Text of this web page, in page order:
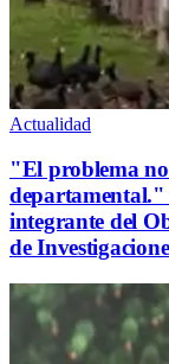
Actualidad
"El problema
integrante del
de